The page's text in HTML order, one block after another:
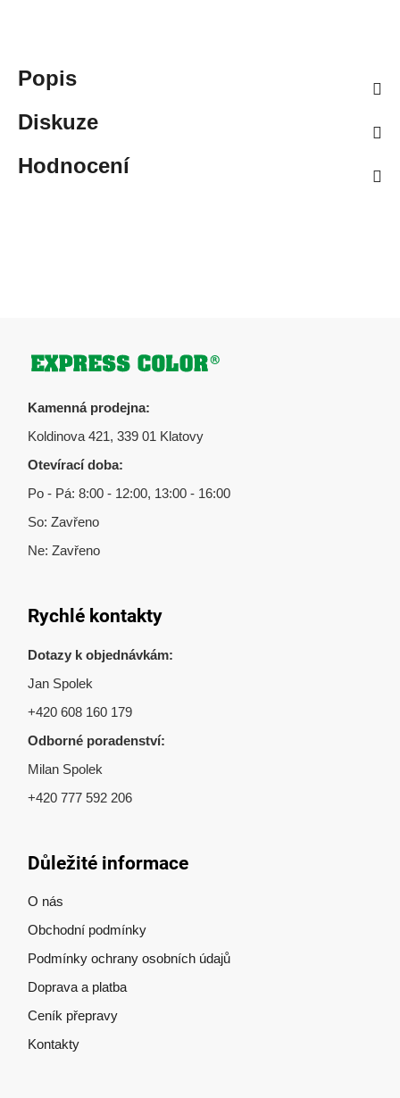
Popis
Diskuze
Hodnocení
Zápatí
Kamenná prodejna:
Koldinova 421, 339 01 Klatovy
Otevírací doba:
Po - Pá: 8:00 - 12:00, 13:00 - 16:00
So: Zavřeno
Ne: Zavřeno
Rychlé kontakty
Dotazy k objednávkám:
Jan Spolek
+420 608 160 179
Odborné poradenství:
Milan Spolek
+420 777 592 206
Důležité informace
O nás
Obchodní podmínky
Podmínky ochrany osobních údajů
Doprava a platba
Ceník přepravy
Kontakty